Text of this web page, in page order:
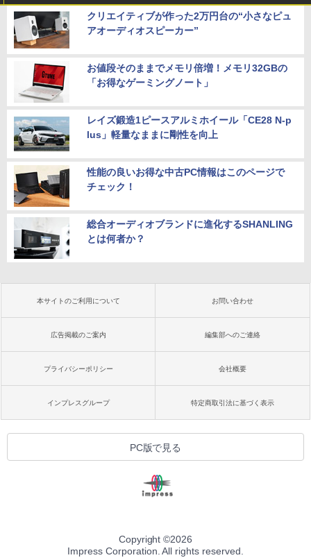
クリエイティブが作った2万円台の“小さなピュ
アオーディオスピーカー”
お値段そのままでメモリ倍増！メモリ32GBの
「お得なゲーミングノート」
レイズ鍛造1ピースアルミホイール「CE28 N-p
lus」軽量なままに剛性を向上
性能の良いお得な中古PC情報はこのページで
チェック！
総合オーディオブランドに進化するSHANLING
とは何者か？
本サイトのご利用について お問い合わせ
広告掲載のご案内 編集部へのご連絡
プライバシーポリシー 会社概要
インプレスグループ 特定商取引法に基づく表示
PC版で見る
Copyright ©2026
Impress Corporation. All rights reserved.